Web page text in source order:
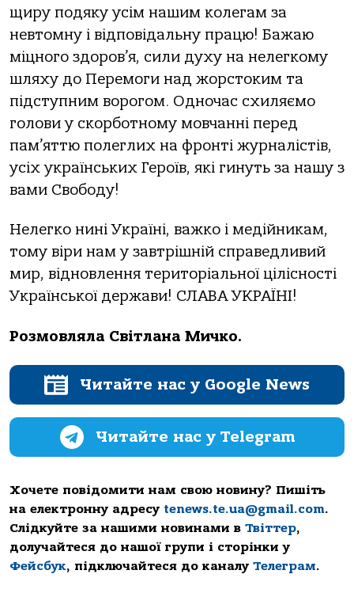
щиру подяку усім нашим колегам за
невтомну і відповідальну працю! Бажаю
міцного здоров’я, сили духу на нелегкому
шляху до Перемоги над жорстоким та
підступним ворогом. Одночас схиляємо
голови у скорботному мовчанні перед
пам’яттю полеглих на фронті журналістів,
усіх українських Героїв, які гинуть за нашу з
вами Свободу!
Нелегко нині Україні, важко і медійникам,
тому віри нам у завтрішній справедливий
мир, відновлення територіальної цілісності
Української держави! СЛАВА УКРАЇНІ!
Розмовляла Світлана Мичко.
Читайте нас у Google News
Читайте нас у Telegram
Хочете повідомити нам свою новину? Пишіть
на електронну адресу tenews.te.ua@gmail.com.
Слідкуйте за нашими новинами в Твіттер,
долучайтеся до нашої групи і сторінки у
Фейсбук, підключайтеся до каналу Телеграм.